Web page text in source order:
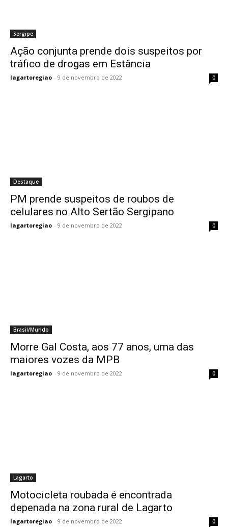
Sergipe
Ação conjunta prende dois suspeitos por
tráfico de drogas em Estância
lagartoregiao - 9 de novembro de 2022 0
Destaque
PM prende suspeitos de roubos de
celulares no Alto Sertão Sergipano
lagartoregiao - 9 de novembro de 2022 0
Brasil/Mundo
Morre Gal Costa, aos 77 anos, uma das
maiores vozes da MPB
lagartoregiao - 9 de novembro de 2022 0
Lagarto
Motocicleta roubada é encontrada
depenada na zona rural de Lagarto
lagartoregiao - 9 de novembro de 2022 0